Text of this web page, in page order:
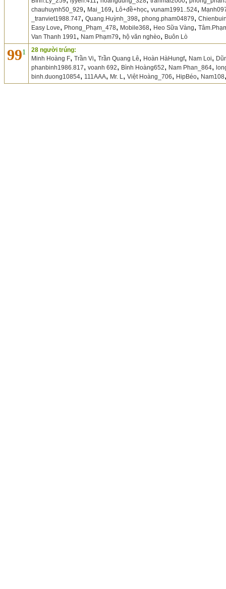
chauhuynh50_929, Mai_169, Lô+đề+học, vunam1991..524,
_tranviet1988.747, Quang.Huỳnh_398, phong.pham04879,
Easy Love, Phong_Phạm_478, Mobile368, Heo Sữa Vàng,
Van Thanh 1991, Nam Phạm79, hộ văn nghèo, Buôn Lò
991
28 người trúng:
Minh Hoàng F, Trần Vi, Trần Quang Lê, Hoàn HàHungf, Nam Loi,
phanbinh1986.817, voanh 692, Bình Hoàng652, Nam Phan_864,
binh.duong10854, 111AAA, Mr. L, Việt Hoàng_706, HipBéo, Nam108